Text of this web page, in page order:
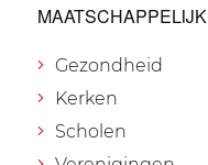
MAATSCHAPPELIJK
Gezondheid
Kerken
Scholen